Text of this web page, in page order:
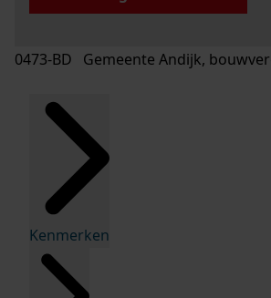
0473-BD Gemeente Andijk,
Kenmerken